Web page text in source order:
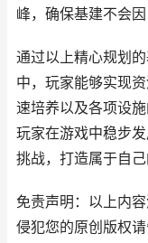
峰，确保基建不会
通过以上精心规划
中，玩家能够实现
速培养以及各项设
玩家在游戏中稳步
挑战，打造属于自己
免责声明：以上内
侵犯您的原创版权